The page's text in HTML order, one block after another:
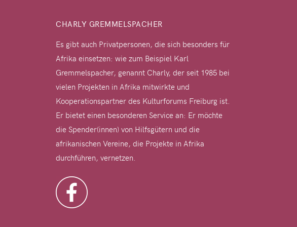
CHARLY GREMMELSPACHER
Es gibt auch Privatpersonen, die sich besonders für
Afrika einsetzen: wie zum Beispiel Karl
Gremmelspacher, genannt Charly, der seit 1985 bei
vielen Projekten in Afrika mitwirkte und
Kooperationspartner des Kulturforums Freiburg ist.
Er bietet einen besonderen Service an: Er möchte
die Spender(innen) von Hilfsgütern und die
afrikanischen Vereine, die Projekte in Afrika
durchführen, vernetzen.